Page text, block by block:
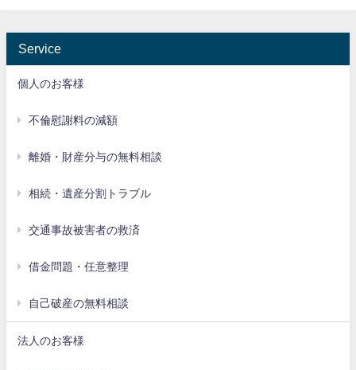
Service
個人のお客様
不倫慰謝料の減額
離婚・財産分与の無料相談
相続・遺産分割トラブル
交通事故被害者の救済
借金問題・任意整理
自己破産の無料相談
法人のお客様